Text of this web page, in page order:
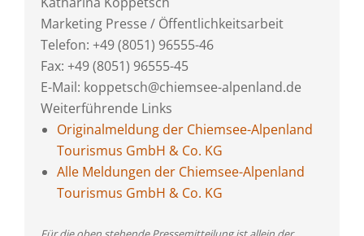
Marketing Presse / Öffentlichkeitsarbeit
Telefon: +49 (8051) 96555-46
Fax: +49 (8051) 96555-45
E-Mail: koppetsch@chiemsee-alpenland.de
Weiterführende Links
Originalmeldung der Chiemsee-Alpenland
Tourismus GmbH & Co. KG
Alle Meldungen der Chiemsee-Alpenland
Tourismus GmbH & Co. KG